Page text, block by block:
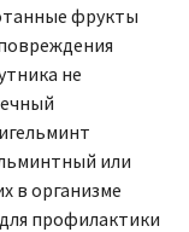
фрукты
не
или
в организме
профилактики